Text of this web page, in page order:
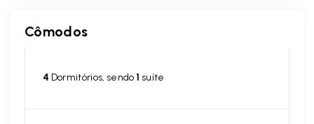
Cômodos
4 Dormitórios, sendo1 suíte